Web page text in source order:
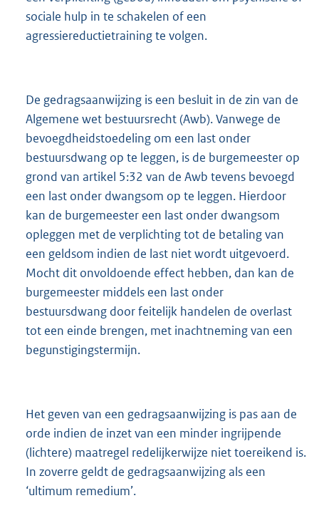
sociale hulp in te schakelen of een
agressiereductietraining te volgen.
De gedragsaanwijzing is een besluit in de zin van de
Algemene wet bestuursrecht (Awb). Vanwege de
bevoegdheidstoedeling om een last onder
bestuursdwang op te leggen, is de burgemeester op
grond van artikel 5:32 van de Awb tevens bevoegd
een last onder dwangsom op te leggen. Hierdoor
kan de burgemeester een last onder dwangsom
opleggen met de verplichting tot de betaling van
een geldsom indien de last niet wordt uitgevoerd.
Mocht dit onvoldoende effect hebben, dan kan de
burgemeester middels een last onder
bestuursdwang door feitelijk handelen de overlast
tot een einde brengen, met inachtneming van een
begunstigingstermijn.
Het geven van een gedragsaanwijzing is pas aan de
orde indien de inzet van een minder ingrijpende
(lichtere) maatregel redelijkerwijze niet toereikend is.
In zoverre geldt de gedragsaanwijzing als een
‘ultimum remedium’.